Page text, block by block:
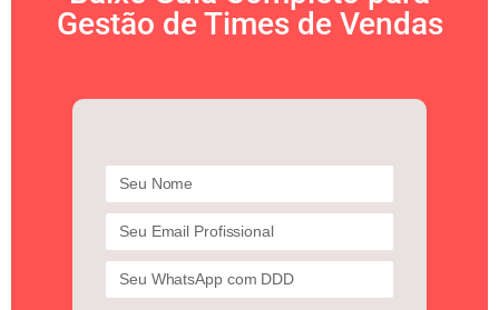
Gestão de Times de Vendas